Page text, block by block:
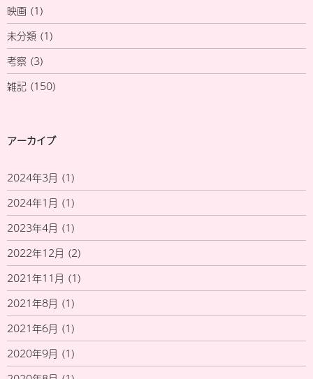
映画 (1)
未分類 (1)
考察 (3)
雑記 (150)
アーカイブ
2024年3月 (1)
2024年1月 (1)
2023年4月 (1)
2022年12月 (2)
2021年11月 (1)
2021年8月 (1)
2021年6月 (1)
2020年9月 (1)